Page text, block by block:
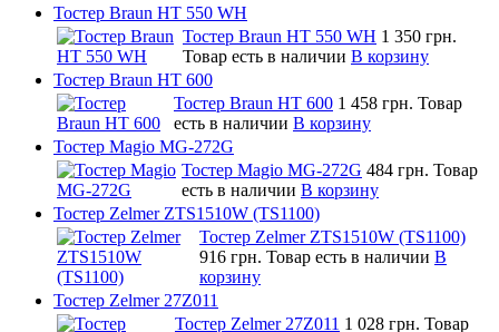
Тостер Braun HT 550 WH
Тостер Braun HT 550 WH 1 350 грн.
Товар есть в наличии В корзину
Тостер Braun HT 600
Тостер Braun HT 600 1 458 грн. Товар
есть в наличии В корзину
Тостер Magio MG-272G
Тостер Magio MG-272G 484 грн. Товар
есть в наличии В корзину
Тостер Zelmer ZTS1510W (TS1100)
Тостер Zelmer ZTS1510W (TS1100)
916 грн. Товар есть в наличии В
корзину
Тостер Zelmer 27Z011
Тостер Zelmer 27Z011 1 028 грн. Товар